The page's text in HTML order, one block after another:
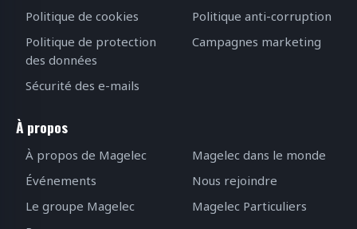
Politique de cookies
Politique de protection
des données
Sécurité des e-mails
Politique anti-corruption
Campagnes marketing
À propos
À propos de Magelec
Événements
Le groupe Magelec
Magelec dans le monde
Nous rejoindre
Magelec Particuliers